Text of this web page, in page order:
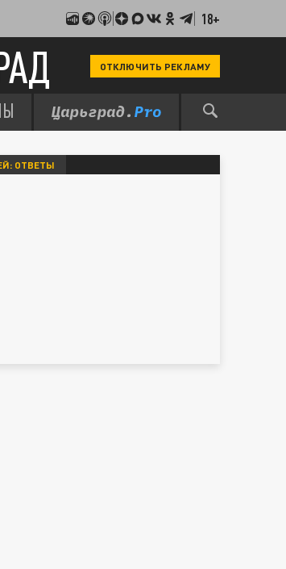
18+
ОТКЛЮЧИТЬ РЕКЛАМУ
ОТВЕТЫ